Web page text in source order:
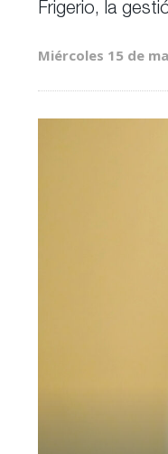
Frigerio, la
Miércoles 15 de